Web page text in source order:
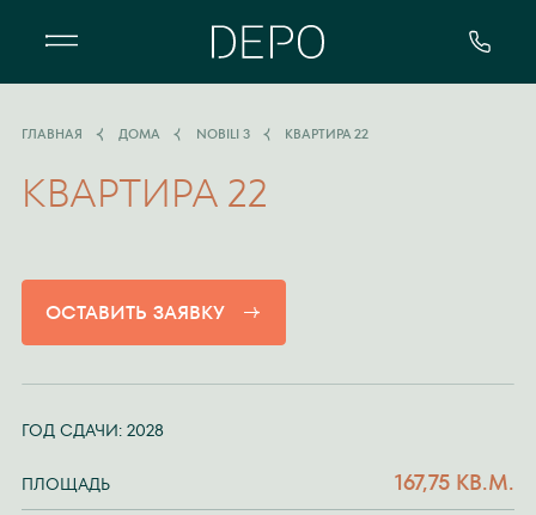
ГЛАВНАЯ ДОМА NOBILI 3 КВАРТИРА 22
КВАРТИРА 22
ОСТАВИТЬ ЗАЯВКУ
ГОД СДАЧИ: 2028
ПЛОЩАДЬ 167,75 КВ.М.